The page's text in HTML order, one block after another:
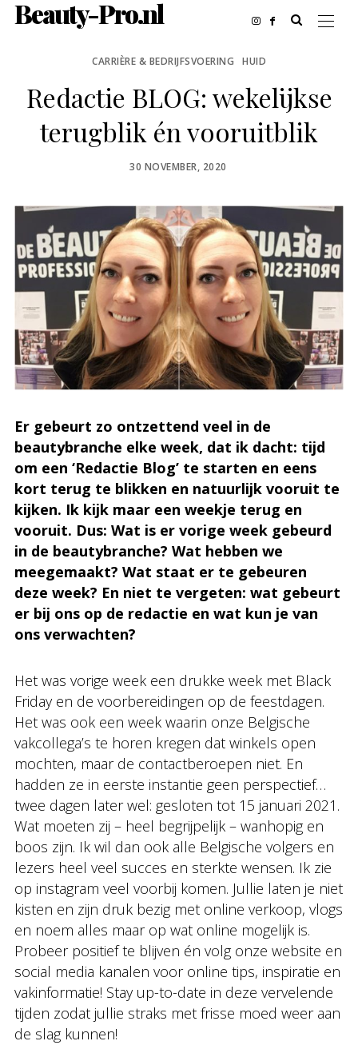
Beauty-Pro.nl
CARRIÈRE & BEDRIJFSVOERING HUID
Redactie BLOG: wekelijkse
terugblik én vooruitblik
POSTED
30 NOVEMBER, 2020
Er gebeurt zo ontzettend veel in de
beautybranche elke week, dat ik dacht: tijd
om een ‘Redactie Blog’ te starten en eens
kort terug te blikken en natuurlijk vooruit te
kijken. Ik kijk maar een weekje terug en
vooruit. Dus: Wat is er vorige week gebeurd
in de beautybranche? Wat hebben we
meegemaakt? Wat staat er te gebeuren
deze week? En niet te vergeten: wat gebeurt
er bij ons op de redactie en wat kun je van
ons verwachten?
Het was vorige week een drukke week met Black
Friday en de voorbereidingen op de feestdagen.
Het was ook een week waarin onze Belgische
vakcollega’s te horen kregen dat winkels open
mochten, maar de contactberoepen niet. En
hadden ze in eerste instantie geen perspectief…
twee dagen later wel: gesloten tot 15 januari 2021.
Wat moeten zij – heel begrijpelijk – wanhopig en
boos zijn. Ik wil dan ook alle Belgische volgers en
lezers heel veel succes en sterkte wensen. Ik zie
op instagram veel voorbij komen. Jullie laten je niet
kisten en zijn druk bezig met online verkoop, vlogs
en noem alles maar op wat online mogelijk is.
Probeer positief te blijven én volg onze website en
social media kanalen voor online tips, inspiratie en
vakinformatie! Stay up-to-date in deze vervelende
tijden zodat jullie straks met frisse moed weer aan
de slag kunnen!